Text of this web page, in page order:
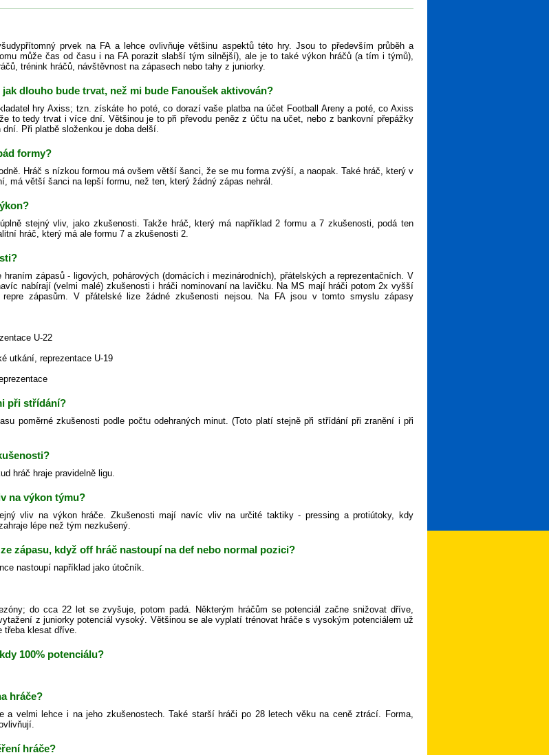
prvek na FA a lehce ovlivňuje většinu aspektů této hry. Jsou to především průběh a
může čas od času i na FA porazit slabší tým silnější), ale je to také výkon hráčů (a tím i týmů),
trénink hráčů, návštěvnost na zápasech nebo tahy z juniorky.
dlouho bude trvat, než mi bude Fanoušek aktivován?
hry Axiss; tzn. získáte ho poté, co dorazí vaše platba na účet Football Areny a poté, co Axiss
to tedy trvat i více dní. Většinou je to při převodu peněz z účtu na učet, nebo z bankovní přepážky
Při platbě složenkou je doba delší.
formy?
Hráč s nízkou formou má ovšem větší šanci, že se mu forma zvýší, a naopak. Také hráč, který v
má větší šanci na lepší formu, než ten, který žádný zápas nehrál.
stejný vliv, jako zkušenosti. Takže hráč, který má například 2 formu a 7 zkušenosti, podá ten
hráč, který má ale formu 7 a zkušenosti 2.
zápasů - ligových, pohárových (domácích i mezinárodních), přátelských a reprezentačních. V
nabírají (velmi malé) zkušenosti i hráči nominovaní na lavičku. Na MS mají hráči potom 2x vyšší
repre zápasům. V přátelské lize žádné zkušenosti nejsou. Na FA jsou v tomto smyslu zápasy
U-22
utkání, reprezentace U-19
při střídání?
poměrné zkušenosti podle počtu odehraných minut. (Toto platí stejně při střídání při zranění i při
hráč hraje pravidelně ligu.
na výkon týmu?
vliv na výkon hráče. Zkušenosti mají navíc vliv na určité taktiky - pressing a protiútoky, kdy
lépe než tým nezkušený.
zápasu, když off hráč nastoupí na def nebo normal pozici?
nastoupí například jako útočník.
do cca 22 let se zvyšuje, potom padá. Některým hráčům se potenciál začne snižovat dříve,
z juniorky potenciál vysoký. Většinou se ale vyplatí trénovat hráče s vysokým potenciálem už
třeba klesat dříve.
100% potenciálu?
hráče?
a velmi lehce i na jeho zkušenostech. Také starší hráči po 28 letech věku na ceně ztrácí. Forma,
hráče?